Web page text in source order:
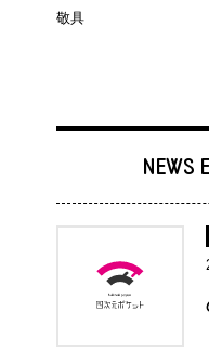
敬具
NEWS